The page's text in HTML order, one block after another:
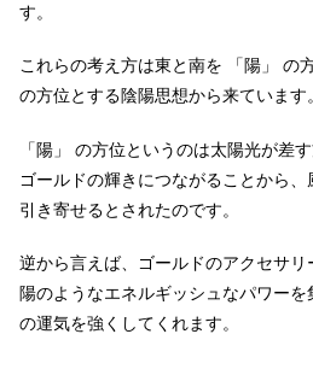
す。
これらの考え方は東と南を 「陽」 の
の方位とする陰陽思想から来ています。
「陽」 の方位というのは太陽光が差
ゴールドの輝きにつながることから
引き寄せるとされたのです。
逆から言えば、ゴールドのアクセサ
陽のようなエネルギッシュなパワー
の運気を強くしてくれます。